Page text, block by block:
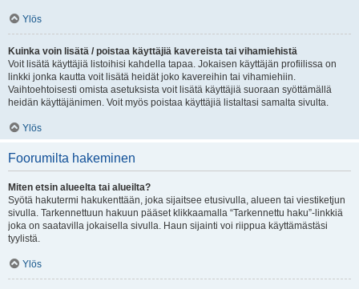
Ylös
Kuinka voin lisätä / poistaa käyttäjiä kavereista tai vihamiehistä
Voit lisätä käyttäjiä listoihisi kahdella tapaa. Jokaisen käyttäjän profiilissa on
linkki jonka kautta voit lisätä heidät joko kavereihin tai vihamiehiin.
Vaihtoehtoisesti omista asetuksista voit lisätä käyttäjiä suoraan syöttämällä
heidän käyttäjänimen. Voit myös poistaa käyttäjiä listaltasi samalta sivulta.
Ylös
Foorumilta hakeminen
Miten etsin alueelta tai alueilta?
Syötä hakutermi hakukenttään, joka sijaitsee etusivulla, alueen tai viestiketjun
sivulla. Tarkennettuun hakuun pääset klikkaamalla “Tarkennettu haku”-linkkiä
joka on saatavilla jokaisella sivulla. Haun sijainti voi riippua käyttämästäsi
tyylistä.
Ylös